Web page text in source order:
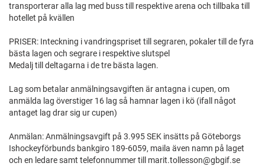
transporterar alla lag med buss till respektive arena och tillbaka till
hotellet på kvällen
PRISER: Inteckning i vandringspriset till segraren, pokaler till de fyra
bästa lagen och segrare i respektive slutspel
Medalj till deltagarna i de tre bästa lagen.
Lag som betalar anmälningsavgiften är antagna i cupen, om
anmälda lag överstiger 16 lag så hamnar lagen i kö (ifall något
antaget lag drar sig ur cupen)
Anmälan: Anmälningsavgift på 3.995 SEK insätts på Göteborgs
Ishockeyförbunds bankgiro 189-6059, maila även namn på laget
och en ledare samt telefonnummer till marit.tollesson@gbgif.se